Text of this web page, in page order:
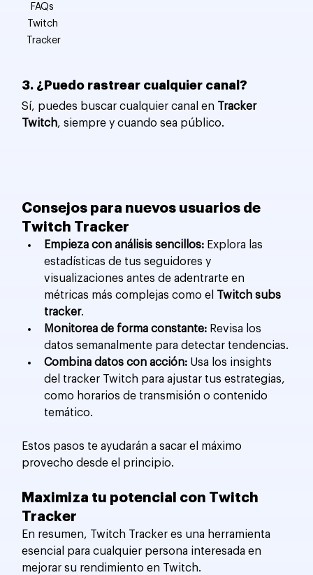
FAQs
Twitch
Tracker
3. ¿Puedo rastrear cualquier canal?
Sí, puedes buscar cualquier canal en Tracker
Twitch, siempre y cuando sea público.
Consejos para nuevos usuarios de
Twitch Tracker
Empieza con análisis sencillos: Explora las
estadísticas de tus seguidores y
visualizaciones antes de adentrarte en
métricas más complejas como el Twitch subs
tracker.
Monitorea de forma constante: Revisa los
datos semanalmente para detectar tendencias.
Combina datos con acción: Usa los insights
del tracker Twitch para ajustar tus estrategias,
como horarios de transmisión o contenido
temático.
Estos pasos te ayudarán a sacar el máximo
provecho desde el principio.
Maximiza tu potencial con Twitch
Tracker
En resumen, Twitch Tracker es una herramienta
esencial para cualquier persona interesada en
mejorar su rendimiento en Twitch.